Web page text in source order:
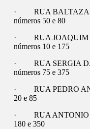
· RUA BALTAZAR
números 50 e 80
· RUA JOAQUIM
números 10 e 175
· RUA SERGIA DA
números 75 e 375
· RUA PEDRO
20 e 85
· RUA ANTONIO
180 e 350